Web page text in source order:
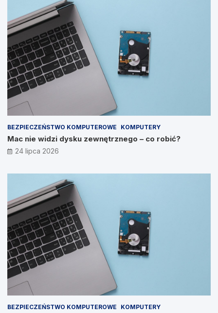
BEZPIECZEŃSTWO KOMPUTEROWE KOMPUTERY
Mac nie widzi dysku zewnętrznego – co robić?
24 lipca 2026
BEZPIECZEŃSTWO KOMPUTEROWE KOMPUTERY